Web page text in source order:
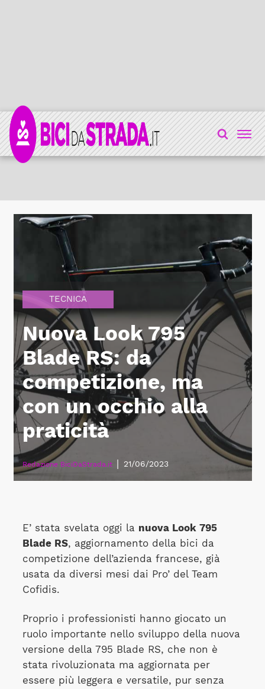
TECNICA
Nuova Look 795
Blade RS: da
competizione, ma
con un occhio alla
praticità
Redazione BiciDaStrada.it 21/06/2023
E’ stata svelata oggi la nuova Look 795
Blade RS, aggiornamento della bici da
competizione dell’azienda francese, già
usata da diversi mesi dai Pro’ del Team
Cofidis.
Proprio i professionisti hanno giocato un
ruolo importante nello sviluppo della nuova
versione della 795 Blade RS, che non è
stata rivoluzionata ma aggiornata per
essere più leggera e versatile, pur senza